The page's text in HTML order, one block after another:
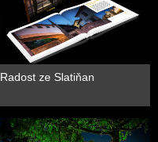
Radost ze Slatiňan